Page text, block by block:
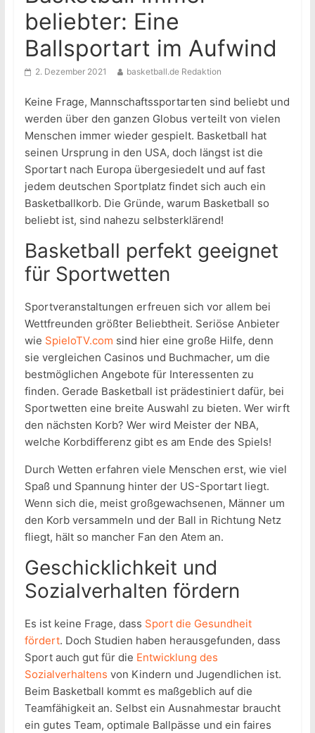
beliebter: Eine
Ballsportart im Aufwind
2. Dezember 2021 basketball.de Redaktion
Keine Frage, Mannschaftssportarten sind beliebt und
werden über den ganzen Globus verteilt von vielen
Menschen immer wieder gespielt. Basketball hat
seinen Ursprung in den USA, doch längst ist die
Sportart nach Europa übergesiedelt und auf fast
jedem deutschen Sportplatz findet sich auch ein
Basketballkorb. Die Gründe, warum Basketball so
beliebt ist, sind nahezu selbsterklärend!
Basketball perfekt geeignet
für Sportwetten
Sportveranstaltungen erfreuen sich vor allem bei
Wettfreunden größter Beliebtheit. Seriöse Anbieter
wie SpieloTV.com sind hier eine große Hilfe, denn
sie vergleichen Casinos und Buchmacher, um die
bestmöglichen Angebote für Interessenten zu
finden. Gerade Basketball ist prädestiniert dafür, bei
Sportwetten eine breite Auswahl zu bieten. Wer wirft
den nächsten Korb? Wer wird Meister der NBA,
welche Korbdifferenz gibt es am Ende des Spiels!
Durch Wetten erfahren viele Menschen erst, wie viel
Spaß und Spannung hinter der US-Sportart liegt.
Wenn sich die, meist großgewachsenen, Männer um
den Korb versammeln und der Ball in Richtung Netz
fliegt, hält so mancher Fan den Atem an.
Geschicklichkeit und
Sozialverhalten fördern
Es ist keine Frage, dass Sport die Gesundheit
fördert. Doch Studien haben herausgefunden, dass
Sport auch gut für die Entwicklung des
Sozialverhaltens von Kindern und Jugendlichen ist.
Beim Basketball kommt es maßgeblich auf die
Teamfähigkeit an. Selbst ein Ausnahmestar braucht
ein gutes Team, optimale Ballpässe und ein faires